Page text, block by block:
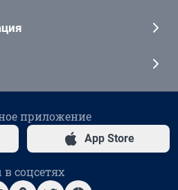
приложение
App Store
соцсетях